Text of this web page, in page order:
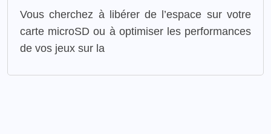
Vous cherchez à libérer de l’espace sur votre
carte microSD ou à optimiser les performances
de vos jeux sur la